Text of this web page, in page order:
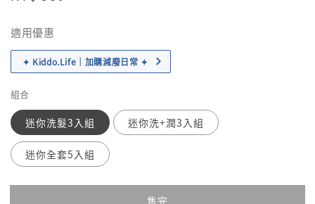
適用優惠
✦ Kiddo.Life｜加購減廢日常 ✦
組合
迷你洗髮3入組 迷你洗+潤3入組
迷你全套5入組
售完